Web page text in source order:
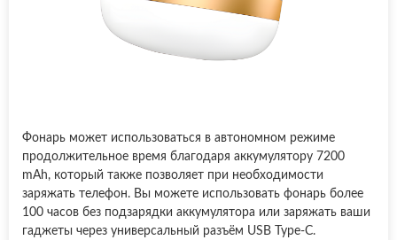
Фонарь может использоваться в автономном режиме
продолжительное время благодаря аккумулятору 7200
mAh, который также позволяет при необходимости
заряжать телефон. Вы можете использовать фонарь более
100 часов без подзарядки аккумулятора или заряжать ваши
гаджеты через универсальный разъём USB Type-C.